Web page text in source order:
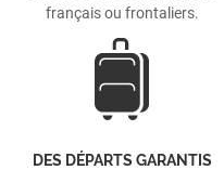
français ou frontaliers.
DES DÉPARTS GARANTIS